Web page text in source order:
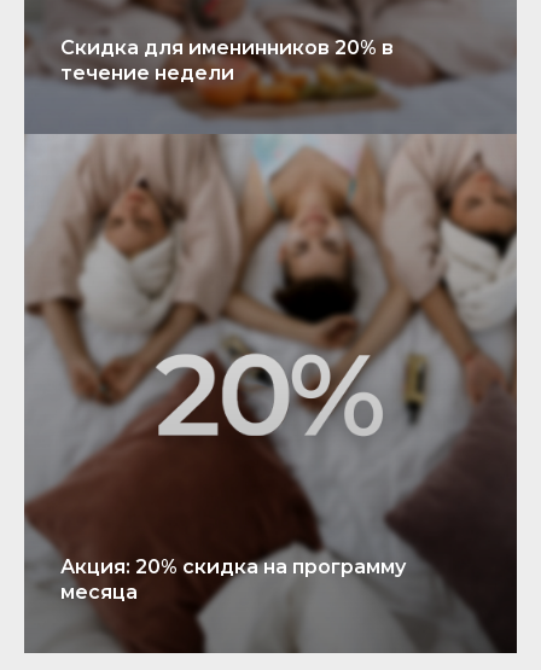
Скидка для именинников 20% в
течение недели
Акция: 20% скидка на программу
месяца